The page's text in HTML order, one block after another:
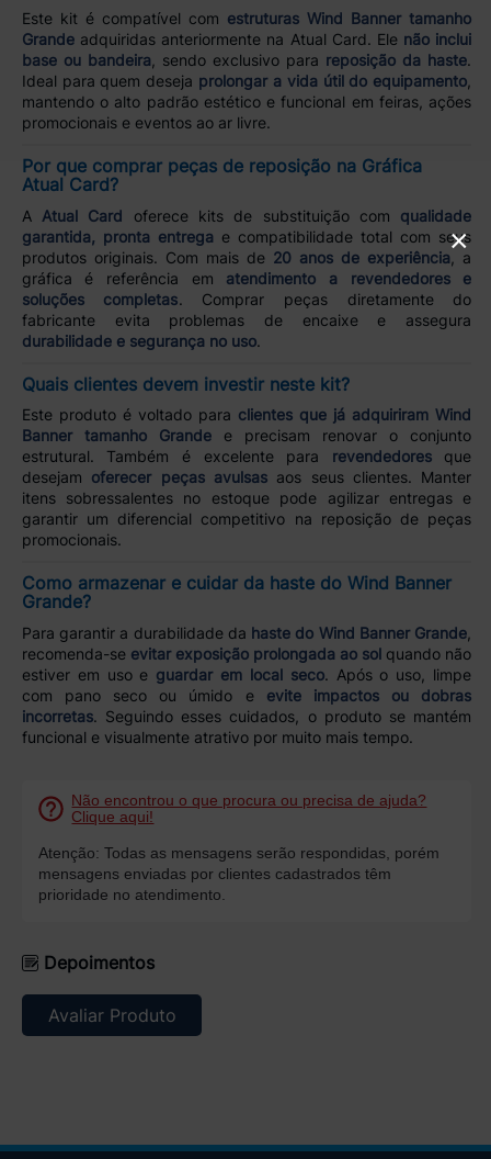
Este kit é compatível com estruturas Wind Banner tamanho
Grandeadquiridas anteriormente na Atual Card. Ele não inclui
base ou bandeira , sendo exclusivo para reposição da haste.
Ideal para quem deseja prolongar a vida útil do equipamento
mantendo o alto padrão estético e funcional em feiras, ações
promocionais e eventos ao ar livre.
Por que comprar peças de reposição na Gráfica
Atual Card?
A Atual Card oferece kits de substituição com qualidade
garantida, pronta entregae compatibilidade total com seus
produtos originais. Com mais de 20 anos de experiência , a
gráfica é referência em atendimento a revendedores e
soluções completas. Comprar peças diretamente do
fabricante evita problemas de encaixe e assegura
durabilidade e segurança no uso.
Quais clientes devem investir neste kit?
Este produto é voltado para clientes que já adquiriram Wind
Banner tamanho Grandee precisam renovar o conjunto
estrutural. Também é excelente para revendedoresque
desejam oferecer peças avulsasaos seus clientes. Manter
itens sobressalentes no estoque pode agilizar entregas e
garantir um diferencial competitivo na reposição de peças
promocionais.
Como armazenar e cuidar da haste do Wind Banner
Grande?
Para garantir a durabilidade da haste do Wind Banner Grande
recomenda-se evitar exposição prolongada ao sol quando não
estiver em uso e guardar em local seco. Após o uso, limpe
com pano seco ou úmido e evite impactos ou dobras
incorretas. Seguindo esses cuidados, o produto se mantém
funcional e visualmente atrativo por muito mais tempo.
Não encontrou o que procura ou precisa de ajuda?
Clique aqui!
Atenção: Todas as mensagens serão respondidas, porém
mensagens enviadas por clientes cadastrados têm
prioridade no atendimento.
Depoimentos
Avaliar Produto
×